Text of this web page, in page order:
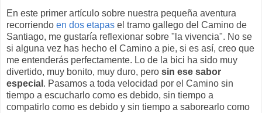
En este primer artículo sobre nuestra pequeña aventura
recorriendo en dos etapas el tramo gallego del Camino de
Santiago, me gustaría reflexionar sobre "la vivencia". No se
si alguna vez has hecho el Camino a pie, si es así, creo que
me entenderás perfectamente. Lo de la bici ha sido muy
divertido, muy bonito, muy duro, pero sin ese sabor
especial . Pasamos a toda velocidad por el Camino sin
tiempo a escucharlo como es debido, sin tiempo a
compatirlo como es debido y sin tiempo a saborearlo como